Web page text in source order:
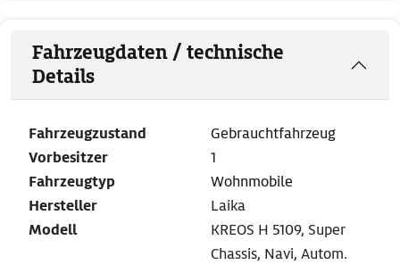
Fahrzeugdaten / technische
Details
Fahrzeugzustand
Gebrauchtfahrzeug
Vorbesitzer
1
Fahrzeugtyp
Wohnmobile
Hersteller
Laika
Modell
KREOS H 5109, Super
Chassis, Navi, Autom.